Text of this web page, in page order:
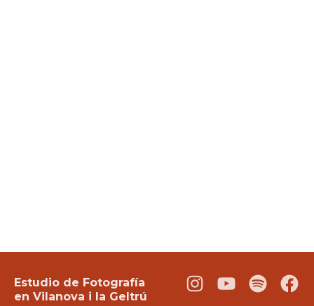
Estudio de Fotografía
en Vilanova i la Geltrú
Instagram
YoutubePodcast